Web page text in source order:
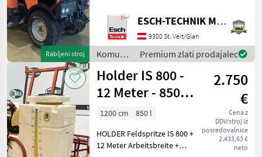
Rabljeni stroj
Mengenregler -
Frontzapfwelle -
Fronthubwerk - 2dw
Steuergeräte vorne -
Hydraulikset
ESCH-TECHNIK Maschinenhandels GmbH, St. Veit/G.
9300 St. Veit/Glan
Komunalna
oprema
/ Holder
Premium zlati prodajalec
Holder IS 800 -
12 Meter - 850
Liter
2.750
€
Cena z
DDV/stroj iz
posredovalnice
2.433,63 €
neto
1200 cm
850 l
HOLDER Feldspritze IS 800 +
12 Meter Arbeitsbreite +